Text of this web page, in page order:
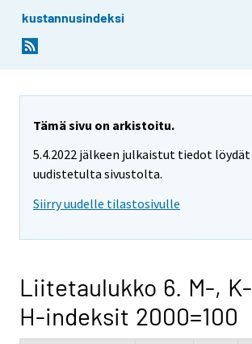
kustannusindeksi
Tämä sivu on arkistoitu.
5.4.2022 jälkeen julkaistut tiedot löydät
uudistetulta sivustolta.
Siirry uudelle tilastosivulle
Liitetaulukko 6. M-,
H-indeksit 2000=100